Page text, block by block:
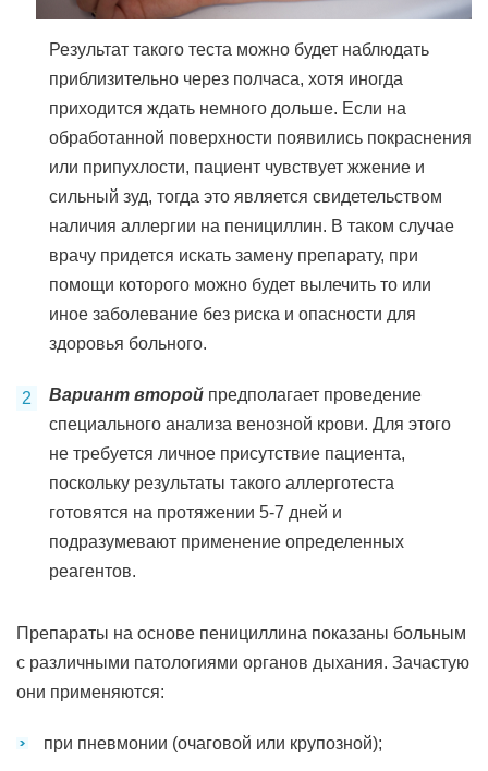
Результат такого теста можно будет наблюдать
приблизительно через полчаса, хотя иногда
приходится ждать немного дольше. Если на
обработанной поверхности появились покраснения
или припухлости, пациент чувствует жжение и
сильный зуд, тогда это является свидетельством
наличия аллергии на пенициллин. В таком случае
врачу придется искать замену препарату, при
помощи которого можно будет вылечить то или
иное заболевание без риска и опасности для
здоровья больного.
Вариант второй предполагает проведение
специального анализа венозной крови. Для этого
не требуется личное присутствие пациента,
поскольку результаты такого аллерготеста
готовятся на протяжении 5-7 дней и
подразумевают применение определенных
реагентов.
Препараты на основе пенициллина показаны больным
с различными патологиями органов дыхания. Зачастую
они применяются:
при пневмонии (очаговой или крупозной);